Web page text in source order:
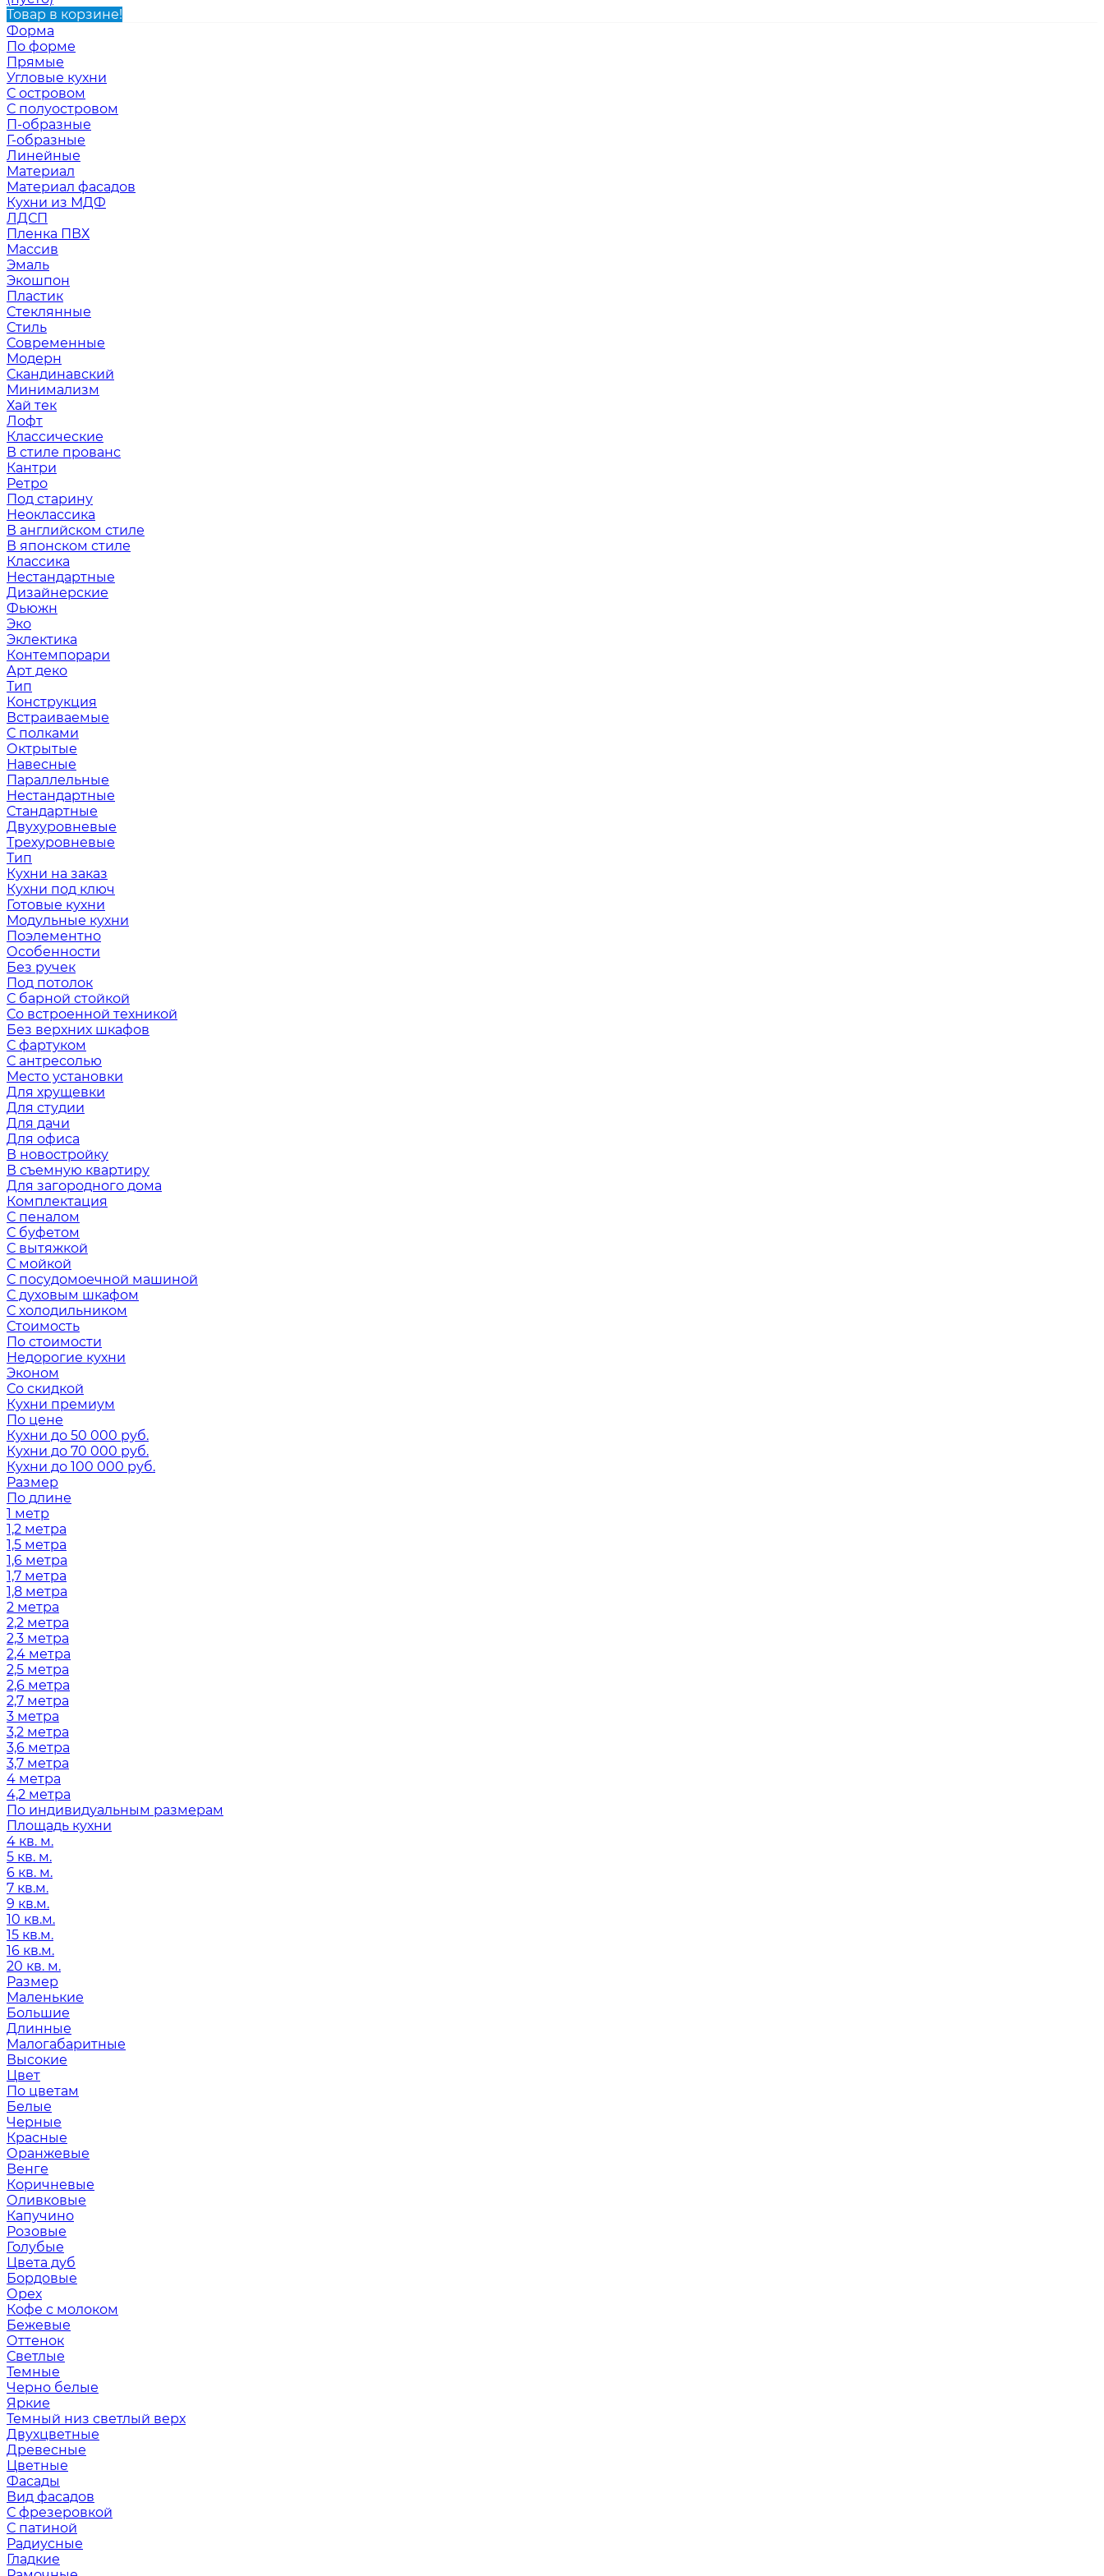
Товар в корзине!
Форма
По форме
Прямые
Угловые кухни
С островом
С полуостровом
П-образные
Г-образные
Линейные
Материал
Материал фасадов
Кухни из МДФ
ЛДСП
Пленка ПВХ
Массив
Эмаль
Экошпон
Пластик
Стеклянные
Стиль
Современные
Модерн
Скандинавский
Минимализм
Хай тек
Лофт
Классические
В стиле прованс
Кантри
Ретро
Под старину
Неоклассика
В английском стиле
В японском стиле
Классика
Нестандартные
Дизайнерские
Фьюжн
Эко
Эклектика
Контемпорари
Арт деко
Тип
Конструкция
Встраиваемые
С полками
Октрытые
Навесные
Параллельные
Нестандартные
Стандартные
Двухуровневые
Трехуровневые
Тип
Кухни на заказ
Кухни под ключ
Готовые кухни
Модульные кухни
Поэлементно
Особенности
Без ручек
Под потолок
С барной стойкой
Со встроенной техникой
Без верхних шкафов
С фартуком
С антресолью
Место установки
Для хрущевки
Для студии
Для дачи
Для офиса
В новостройку
В съемную квартиру
Для загородного дома
Комплектация
С пеналом
С буфетом
С вытяжкой
С мойкой
С посудомоечной машиной
С духовым шкафом
С холодильником
Стоимость
По стоимости
Недорогие кухни
Эконом
Со скидкой
Кухни премиум
По цене
Кухни до 50 000 руб.
Кухни до 70 000 руб.
Кухни до 100 000 руб.
Размер
По длине
1 метр
1,2 метра
1,5 метра
1,6 метра
1,7 метра
1,8 метра
2 метра
2,2 метра
2,3 метра
2,4 метра
2,5 метра
2,6 метра
2,7 метра
3 метра
3,2 метра
3,6 метра
3,7 метра
4 метра
4,2 метра
По индивидуальным размерам
Площадь кухни
4 кв. м.
5 кв. м.
6 кв. м.
7 кв.м.
9 кв.м.
10 кв.м.
15 кв.м.
16 кв.м.
20 кв. м.
Размер
Маленькие
Большие
Длинные
Малогабаритные
Высокие
Цвет
По цветам
Белые
Черные
Красные
Оранжевые
Венге
Коричневые
Оливковые
Капучино
Розовые
Голубые
Цвета дуб
Бордовые
Орех
Кофе с молоком
Бежевые
Оттенок
Светлые
Темные
Черно белые
Яркие
Темный низ светлый верх
Двухцветные
Древесные
Цветные
Фасады
Вид фасадов
С фрезеровкой
С патиной
Радиусные
Гладкие